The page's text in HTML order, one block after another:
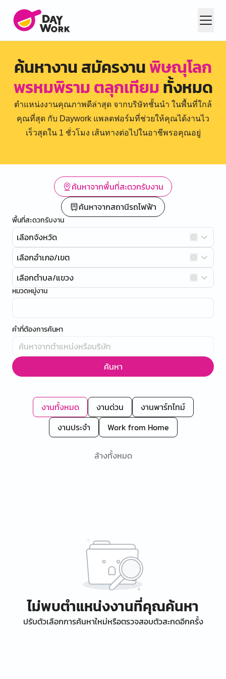
ค้นหางาน สมัครงานพิษณุโลก
พรหมพิราม ตลุกเทียมทั้งหมด
ตำแหน่งงานคุณภาพดีล่าสุด จากบริษัทชั้นนำ ในพื้นที่ใกล้
คุณที่สุด กับ Daywork แพลตฟอร์มที่ช่วยให้คุณได้งานไว
เร็วสุดใน 1 ชั่วโมง เส้นทางต่อไปในอาชีพรอคุณอยู่
ค้นหาจากพื้นที่สะดวกรับงาน
ค้นหาจากสถานีรถไฟฟ้า
พื้นที่สะดวกรับงาน
เลือกจังหวัด
เลือกอำเภอ/เขต
เลือกตำบล/แขวง
หมวดหมู่งาน
คำที่ต้องการค้นหา
ค้นหา
งานทั้งหมด งานด่วน
งานพาร์ทไทม์
งานประจำ
Work from Home
ล้างทั้งหมด
ไม่พบตำแหน่งงานที่คุณค้นหา
ปรับตัวเลือกการค้นหาใหม่หรือตรวจสอบตัวสะกดอีกครั้ง